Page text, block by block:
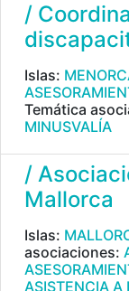
/
Islas:
Temática
MINUSVALÍA
/
Mallorca
Islas:
asociaciones:
ASISTENCIA A